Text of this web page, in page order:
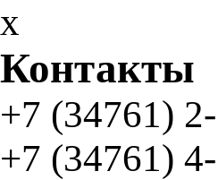
x
Контакты
+7 (34761)
+7 (34761)